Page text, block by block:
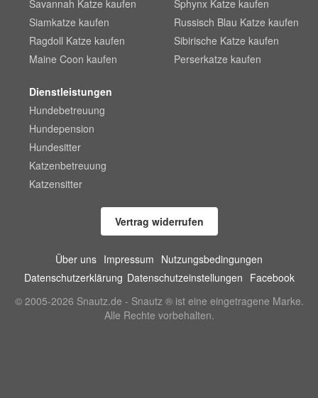
Savannah Katze kaufen
Siamkatze kaufen
Ragdoll Katze kaufen
Maine Coon kaufen
Sphynx Katze kaufen
Russisch Blau Katze kaufen
Sibirische Katze kaufen
Perserkatze kaufen
Dienstleistungen
Hundebetreuung
Hundepension
Hundesitter
Katzenbetreuung
Katzensitter
Vertrag widerrufen
Über uns Impressum Nutzungsbedingungen
Datenschutzerklärung Datenschutzeinstellungen Facebook
© 2005-2026 Snautz.de - Snautz ® ist eine eingetragene Marke.
Alle Rechte vorbehalten.